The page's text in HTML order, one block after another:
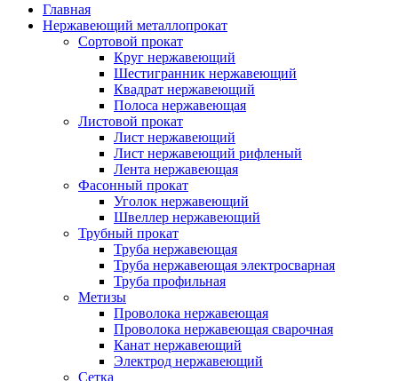
Главная
Нержавеющий металлопрокат
Сортовой прокат
Круг нержавеющий
Шестигранник нержавеющий
Квадрат нержавеющий
Полоса нержавеющая
Листовой прокат
Лист нержавеющий
Лист нержавеющий рифленый
Лента нержавеющая
Фасонный прокат
Уголок нержавеющий
Швеллер нержавеющий
Трубный прокат
Труба нержавеющая
Труба нержавеющая электросварная
Труба профильная
Метизы
Проволока нержавеющая
Проволока нержавеющая сварочная
Канат нержавеющий
Электрод нержавеющий
Сетка